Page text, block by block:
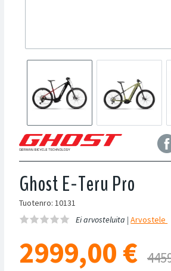
Ghost E-Teru Pro
Tuotenro: 10131
Ei arvosteluita |Arvostele
2999,00 €